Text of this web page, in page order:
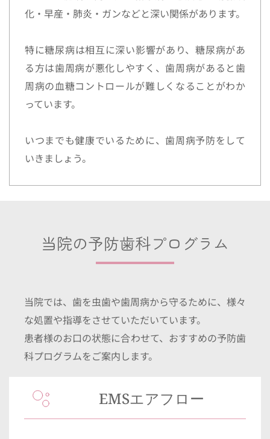
化・早産・肺炎・ガンなどと深い関係があります。
特に糖尿病は相互に深い影響があり、糖尿病があ
る方は歯周病が悪化しやすく、歯周病があると歯
周病の血糖コントロールが難しくなることがわか
っています。
いつまでも健康でいるために、歯周病予防をして
いきましょう。
当院の予防歯科プログラム
当院では、歯を虫歯や歯周病から守るために、様々
な処置や指導をさせていただいています。
患者様のお口の状態に合わせて、おすすめの予防歯
科プログラムをご案内します。
EMSエアフロー